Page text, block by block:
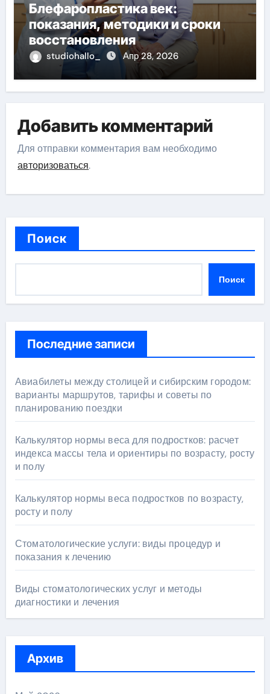
Блефаропластика век:
показания, методики и сроки
восстановления
studiohallo_ Апр 28, 2026
Добавить комментарий
Для отправки комментария вам необходимо
авторизоваться.
Поиск
Поиск
Последние записи
Авиабилеты между столицей и сибирским городом:
варианты маршрутов, тарифы и советы по
планированию поездки
Калькулятор нормы веса для подростков: расчет
индекса массы тела и ориентиры по возрасту, росту
и полу
Калькулятор нормы веса подростков по возрасту,
росту и полу
Стоматологические услуги: виды процедур и
показания к лечению
Виды стоматологических услуг и методы
диагностики и лечения
Архив